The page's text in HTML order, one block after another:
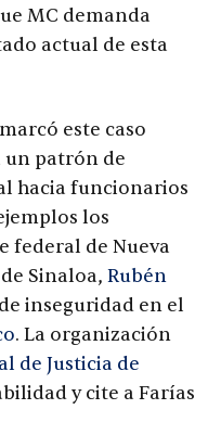
MC demanda
actual de esta
este caso
un patrón de
hacia funcionarios
los
federal de Nueva
Sinaloa, Rubén
inseguridad en el
. La organización
de Justicia de
y cite a Farías